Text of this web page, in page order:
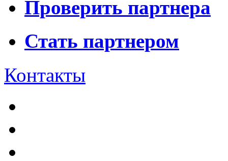
Проверить партнера
Стать партнером
Контакты